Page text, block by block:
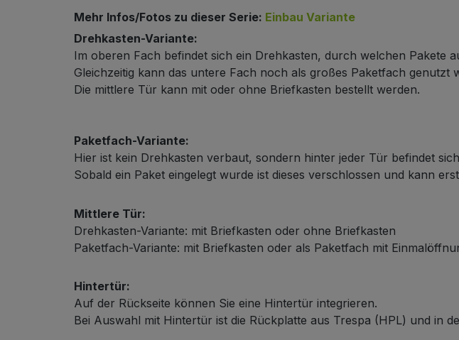
Mehr Infos/Fotos zu dieser Serie: Einbau Variante
Drehkasten-Variante:
Im oberen Fach befindet sich ein Drehkasten, durch welchen Pakete
Gleichzeitig kann das untere Fach noch als großes Paketfach
Die mittlere Tür kann mit oder ohne Briefkasten bestellt werden.
Paketfach-Variante:
Hier ist kein Drehkasten verbaut, sondern hinter jeder Tür befindet
Sobald ein Paket eingelegt wurde ist dieses verschlossen und kann
Mittlere Tür:
Drehkasten-Variante: mit Briefkasten oder ohne Briefkasten
Paketfach-Variante: mit Briefkasten oder als Paketfach mit
Hintertür:
Auf der Rückseite können Sie eine Hintertür integrieren.
Bei Auswahl mit Hintertür ist die Rückplatte aus Trespa (HPL) und in